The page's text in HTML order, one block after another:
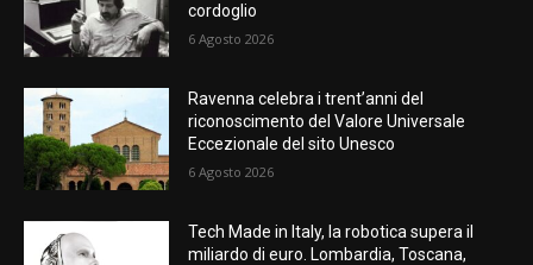
cordoglio
6 Agosto 2026
Ravenna celebra i trent’anni del
riconoscimento del Valore Universale
Eccezionale del sito Unesco
6 Agosto 2026
Tech Made in Italy, la robotica supera il
miliardo di euro. Lombardia, Toscana,